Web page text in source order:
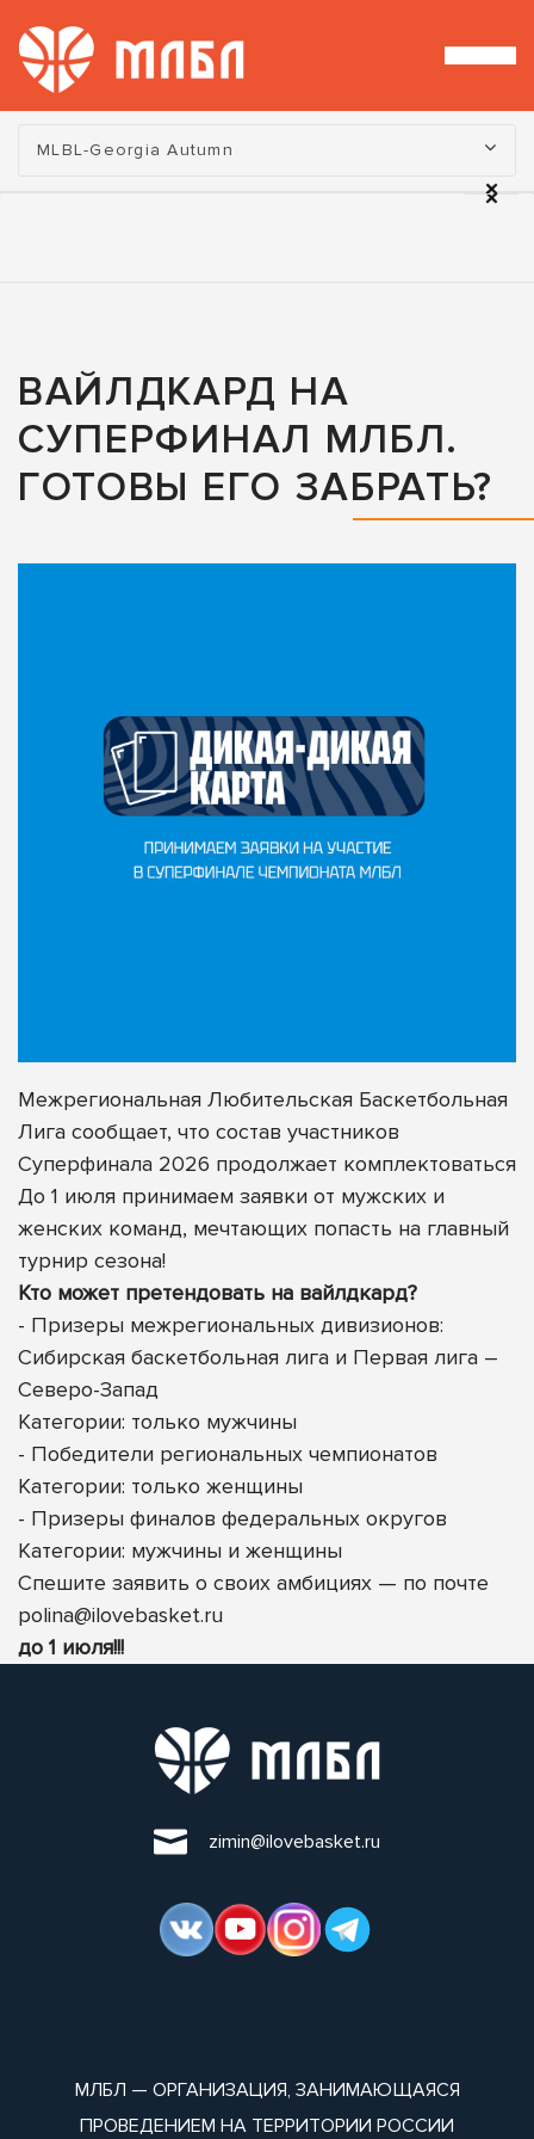
Турнир:
MLBL-Georgia Autumn
ВАЙЛДКАРД НА
СУПЕРФИНАЛ МЛБЛ.
ГОТОВЫ ЕГО ЗАБРАТЬ?
Межрегиональная Любительская Баскетбольная
Лига сообщает, что состав участников
Суперфинала 2026 продолжает комплектоваться
До 1 июля принимаем заявки от мужских и
женских команд, мечтающих попасть на главный
турнир сезона!
Кто может претендовать на вайлдкард?
- Призеры межрегиональных дивизионов:
Сибирская баскетбольная лига и Первая лига –
Северо-Запад
Категории: только мужчины
- Победители региональных чемпионатов
Категории: только женщины
- Призеры финалов федеральных округов
Категории: мужчины и женщины
Спешите заявить о своих амбициях — по почте
polina@ilovebasket.ru
до 1 июля!!!
zimin@ilovebasket.ru
МЛБЛ — ОРГАНИЗАЦИЯ, ЗАНИМАЮЩАЯСЯ
ПРОВЕДЕНИЕМ НА ТЕРРИТОРИИ РОССИИ